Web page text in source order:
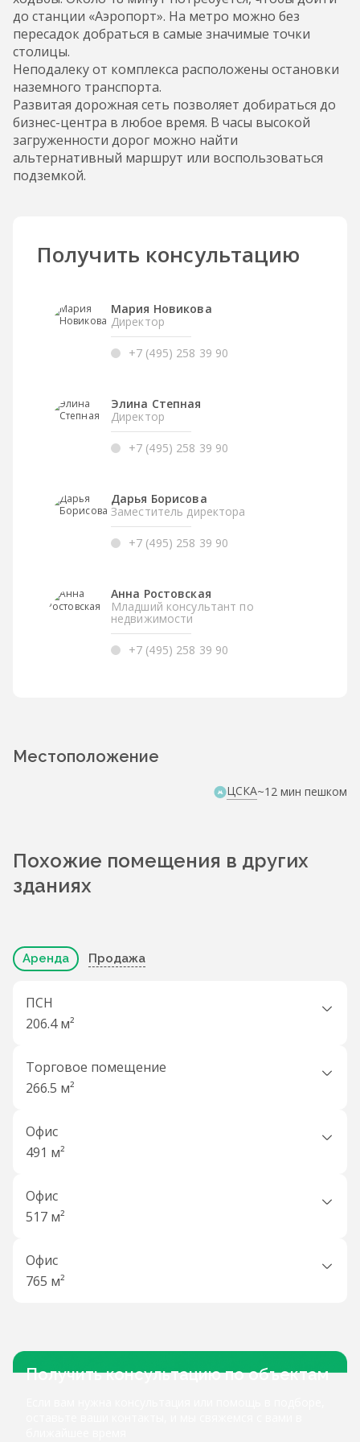
до станции «Аэропорт». На метро можно без
пересадок добраться в самые значимые точки
столицы.
Неподалеку от комплекса расположены остановки
наземного транспорта.
Развитая дорожная сеть позволяет добираться до
бизнес-центра в любое время. В часы высокой
загруженности дорог можно найти
альтернативный маршрут или воспользоваться
подземкой.
Получить консультацию
Мария Новикова
Директор
+7 (495) 258 39 90
Элина Степная
Директор
+7 (495) 258 39 90
Дарья Борисова
Заместитель директора
+7 (495) 258 39 90
Анна Ростовская
Младший консультант по
недвижимости
+7 (495) 258 39 90
Местоположение
ЦСКА~12 мин пешком
Похожие помещения в других
зданиях
Аренда Продажа
ПСН
206.4 м²
Торговое помещение
266.5 м²
Офис
491 м²
Офис
517 м²
Офис
765 м²
Получить консультацию по объектам